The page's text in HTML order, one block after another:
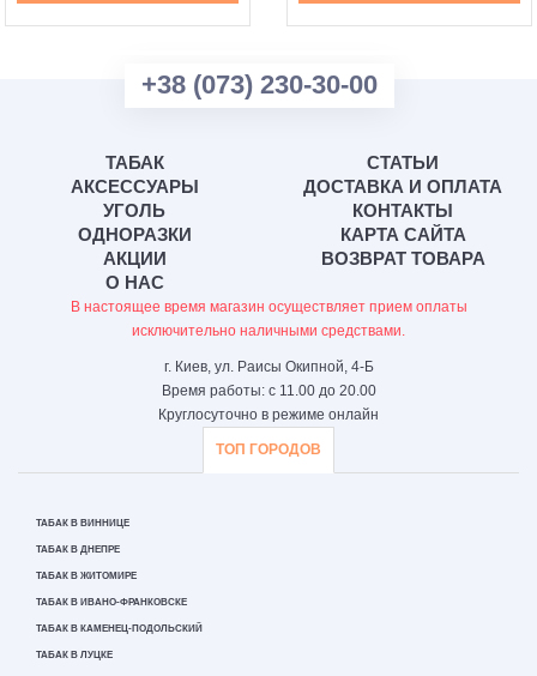
+38 (073) 230-30-00
ТАБАК
АКСЕССУАРЫ
УГОЛЬ
ОДНОРАЗКИ
АКЦИИ
О НАС
СТАТЬИ
ДОСТАВКА И ОПЛАТА
КОНТАКТЫ
КАРТА САЙТА
ВОЗВРАТ ТОВАРА
В настоящее время магазин осуществляет прием оплаты
исключительно наличными средствами.
г. Киев, ул. Раисы Окипной, 4-Б
Время работы: с 11.00 до 20.00
Круглосуточно в режиме онлайн
ТОП ГОРОДОВ
ТАБАК В ВИННИЦЕ
ТАБАК В ДНЕПРЕ
ТАБАК В ЖИТОМИРЕ
ТАБАК В ИВАНО-ФРАНКОВСКЕ
ТАБАК В КАМЕНЕЦ-ПОДОЛЬСКИЙ
ТАБАК В ЛУЦКЕ